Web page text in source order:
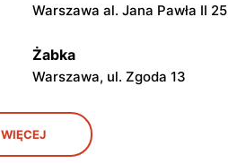
Warszawa al. Jana Pawła II 25
Żabka
Warszawa, ul. Zgoda 13
Żabka
Łódź, ul. Żurawia 14
WIĘCEJ